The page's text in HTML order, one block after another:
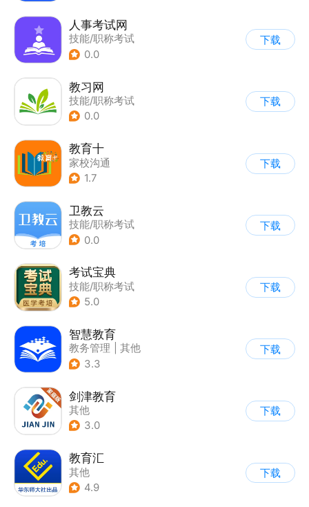
人事考试网
技能/职称考试
0.0
下载
教习网
技能/职称考试
0.0
下载
教育十
家校沟通
1.7
下载
卫教云
技能/职称考试
0.0
下载
考试宝典
技能/职称考试
5.0
下载
智慧教育
教务管理
其他
3.3
下载
剑津教育
其他
3.0
下载
教育汇
其他
4.9
下载